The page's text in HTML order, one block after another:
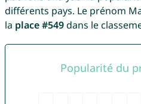
différents pays. Le prénom
la place #549dans le